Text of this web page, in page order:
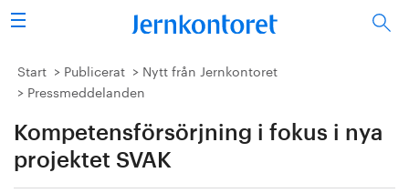
Sök
Stålindustrin
Forskning/utbildning
Start Publicerat
Nytt från Jernkontoret
Pressmeddelanden
Kompetensförsörjning i fokus i nya
projektet SVAK